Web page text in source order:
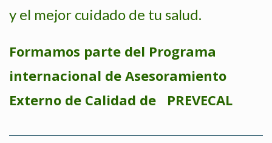
y el mejor cuidado de tu salud.
Formamos parte del Programa
internacional de Asesoramiento
Externo de Calidad de PREVECAL